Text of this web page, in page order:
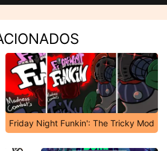
Friday Night Funkin': The Tricky Mod